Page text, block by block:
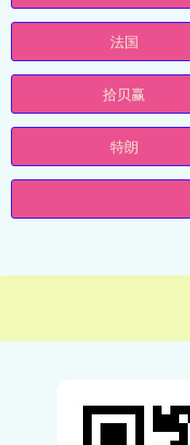
法国
拾贝赢
特朗